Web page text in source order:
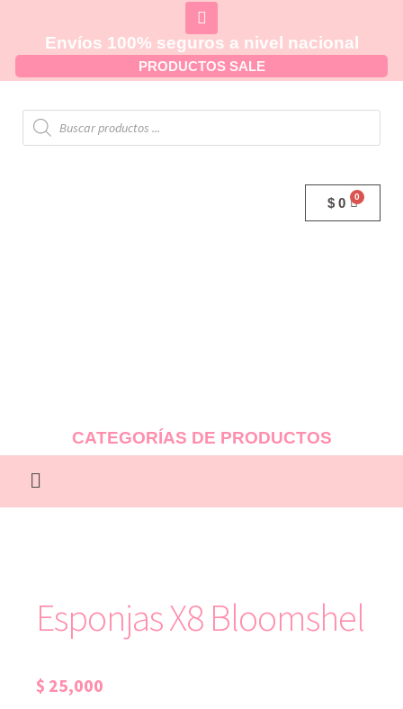
Envíos 100% seguros a nivel nacional
PRODUCTOS SALE
$ 0
CATEGORÍAS DE PRODUCTOS
Esponjas X8 Bloomshel
$ 25,000